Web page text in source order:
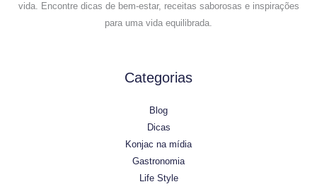
vida. Encontre dicas de bem-estar, receitas saborosas e inspirações
para uma vida equilibrada.
Categorias
Blog
Dicas
Konjac na mídia
Gastronomia
Life Style